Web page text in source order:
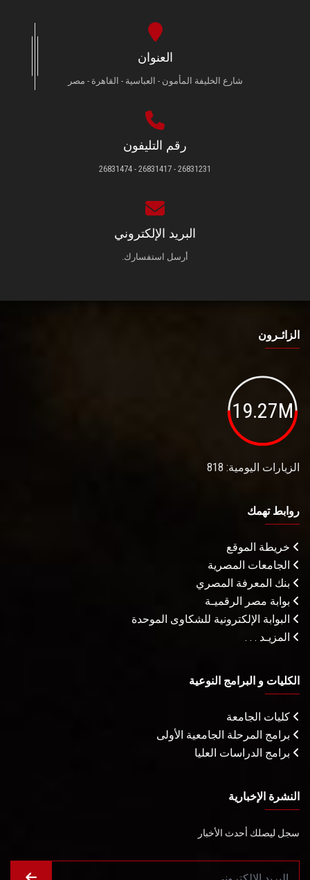
العنوان
شارع الخليفة المأمون - العباسية - القاهرة - مصر
رقم التليفون
26831231 - 26831417 - 26831474
البريد الإلكتروني
أرسل استفسارك.
الزائـرون
19.27M
الزيارات اليومية: 818
روابط تهمك
خريطة الموقع
الجامعات المصرية
بنك المعرفة المصري
بوابة مصر الرقميـة
البوابة الإلكترونية للشكاوى الموحدة
المزيـد . . .
الكليات و البرامج النوعية
كليات الجامعة
برامج المرحلة الجامعية الأولى
برامج الدراسات العليا
النشرة الإخبارية
سجل ليصلك أحدث الأخبار